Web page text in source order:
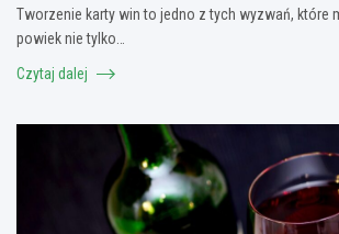
Tworzenie karty win to jedno z tych wyzwań, które
powiek nie tylko…
Czytaj dalej